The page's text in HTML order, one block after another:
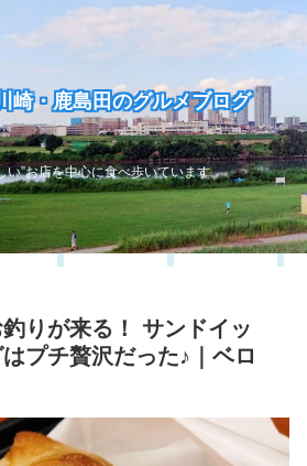
崎・鹿島田のグルメブログ
い”お店を中心に食べ歩いています
りが来る！ サンドイッ
プチ贅沢だった♪｜ベロ